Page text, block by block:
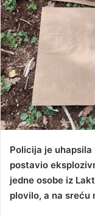
m
Policija je uhapsila
postavio
jedne osobe iz
plovilo, a na sreću